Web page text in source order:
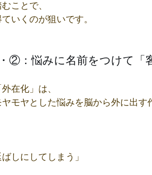
ことで、
いくのが狙いです。
：悩みに名前をつけて「
在化」は、
モヤとした悩みを脳から外に出す
しにしてしまう」